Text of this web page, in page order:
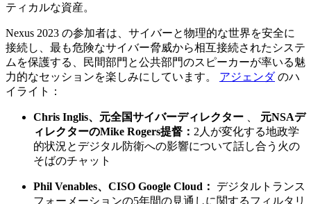
ティカルな資産。
Nexus 2023 の参加者は、サイバーと物理的な世界を安全に
接続し、最も危険なサイバー脅威から相互接続されたシステ
ムを保護する、民間部門と公共部門のスピーカーが率いる魅
力的なセッションを楽しみにしています。 アジェンダのハ
イライト：
Chris Inglis、元全国サイバーディレクター
元NSAデ
ィレクターのMike Rogers提督： 2人が変化する地政学
的状況とデジタル防衛への影響について話し合う火の
そばのチャット
Phil Venables、CISO Google Cloud：
デジタルトランス
フォーメーションの5年間の見通しに関するフィルタリ